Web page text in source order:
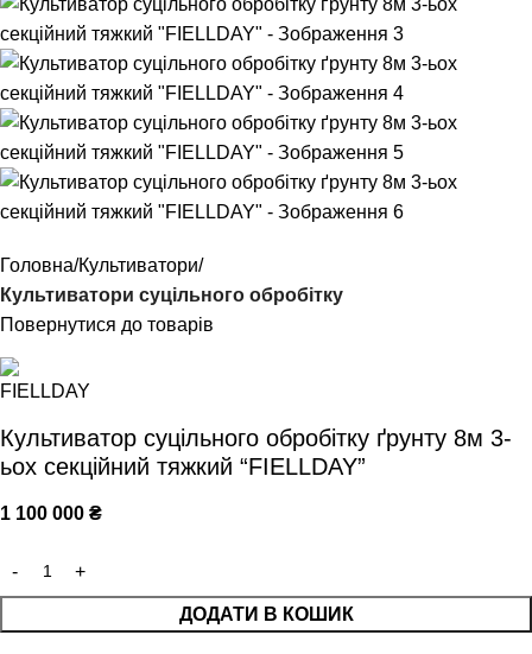
Головна Культиватори
Культиватори суцільного обробітку
Повернутися до товарів
Культиватор суцільного обробітку ґрунту 8м 3-
ьох секційний тяжкий “FIELLDAY”
1 100 000 ₴
ДОДАТИ В КОШИК